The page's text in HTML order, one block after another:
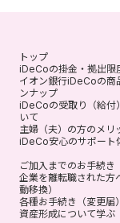
退職などにとも
した方は、6カ月
イオン銀行
が取扱う、個人
トップ
iDeCoの掛金・拠出限
イオン銀行iDeCoの商
ンナップ
iDeCoの受取り（給付
いて
主婦（夫）の方のメリ
iDeCo安心のサポート
ご加入までのお手続き
企業を離転職された方
動移換）
各種お手続き（変更届）
資産形成について学ぶ